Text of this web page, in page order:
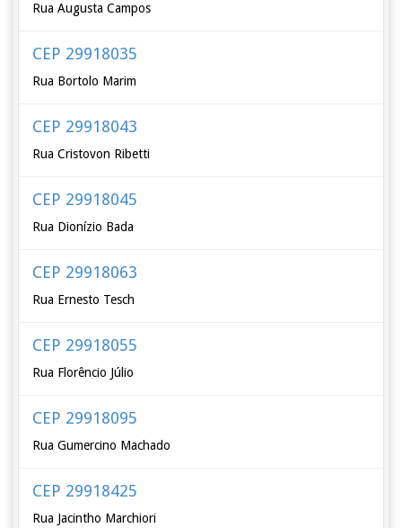
Rua Augusta Campos
CEP 29918035
Rua Bortolo Marim
CEP 29918043
Rua Cristovon Ribetti
CEP 29918045
Rua Dionízio Bada
CEP 29918063
Rua Ernesto Tesch
CEP 29918055
Rua Florêncio Júlio
CEP 29918095
Rua Gumercino Machado
CEP 29918425
Rua Jacintho Marchiori